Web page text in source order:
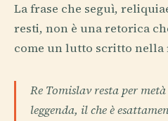
La frase che seguì,
resti, non è una retorica
come un lutto scritto nella
Re Tomislav resta per
leggenda, il che è